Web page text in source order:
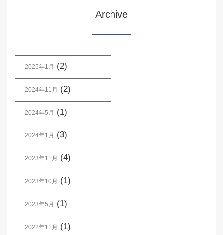
Archive
2025年1月 (2)
2024年11月 (2)
2024年5月 (1)
2024年1月 (3)
2023年11月 (4)
2023年10月 (1)
2023年5月 (1)
2022年11月 (1)